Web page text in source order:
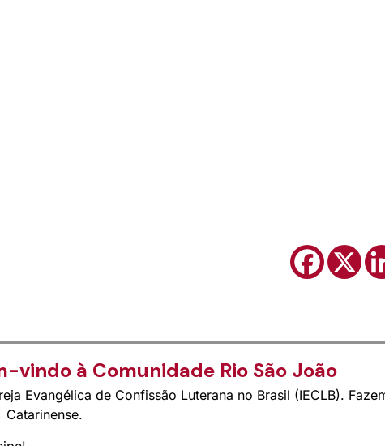
vindo à Comunidade Rio São João
Evangélica de Confissão Luterana no Brasil (IECLB).